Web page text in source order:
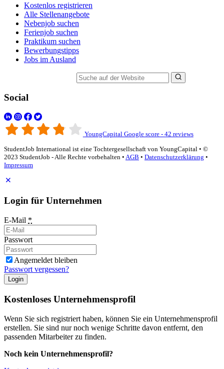
Kostenlos registrieren
Alle Stellenangebote
Nebenjob suchen
Ferienjob suchen
Praktikum suchen
Bewerbungstipps
Jobs im Ausland
Social
YoungCapital Google score - 42 reviews
StudentJob International ist eine Tochtergesellschaft von YoungCapital • ©
2023 StudentJob - Alle Rechte vorbehalten • AGB • Datenschutzerklärung •
Impressum
Login für Unternehmen
E-Mail *
Passwort
Angemeldet bleiben
Passwort vergessen?
Login
Kostenloses Unternehmensprofil
Wenn Sie sich registriert haben, können Sie ein Unternehmensprofil
erstellen. Sie sind nur noch wenige Schritte davon entfernt, den
passenden Mitarbeiter zu finden.
Noch kein Unternehmensprofil?